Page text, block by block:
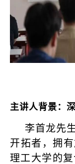
主讲人背景：
李首龙先
开拓者，拥
理工大学的复